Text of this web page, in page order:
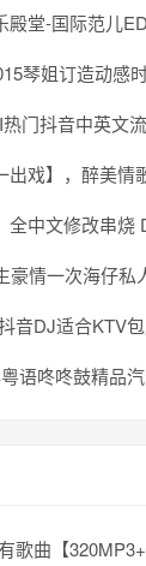
殿堂-国际范儿
琴姐订造动感
门抖音中英文
出戏】，醉美情
全中文修改串烧
豪情一次海仔私
音DJ适合KTV
语咚咚鼓精品
歌曲【